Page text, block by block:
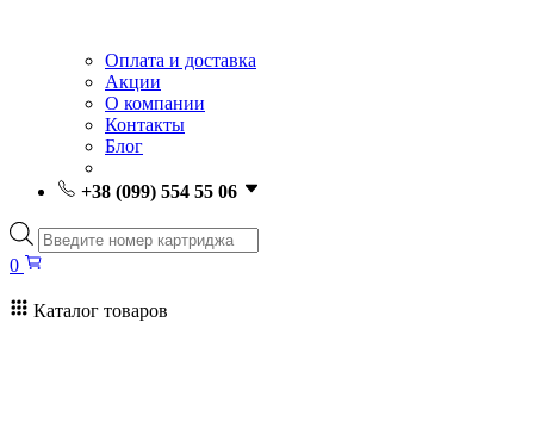
Оплата и доставка
Акции
О компании
Контакты
Блог
+38 (099) 554 55 06
Поиск
товаров
0
Каталог товаров